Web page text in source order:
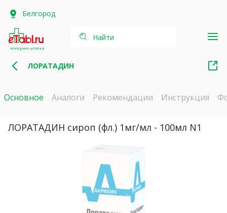
Белгород
интернет-аптека
Найти
ЛОРАТАДИН
Основное Аналоги Рекомендации Инструкция
ЛОРАТАДИН сироп (фл.) 1мг/мл - 100мл N1